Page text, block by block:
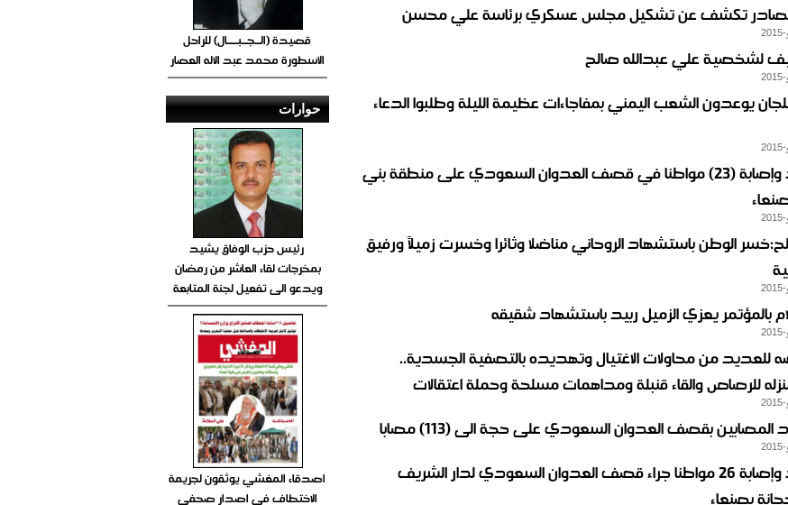
مصادر تكشف عن تشكيل مجلس عسكري برئاسة علي محسن
لشخصية علي عبدالله صالح
يوعدون الشعب اليمني بمفاجاءات عظيمة الليلة وطلبوا الدعاء
استشهاد وإصابة (23) مواطنا في قصف العدوان السعودي على منطقة بني
الوطن باستشهاد الروحاني مناضلا وثائرا وخسرت زميلاً ورفيق
بالمؤتمر يعزي الزميل ربيد باستشهاد شقيقه
للعديد من محاولات الاغتيال وتهديده بالتصفية الجسدية..
للرصاص والقاء قنبلة ومداهمات مسلحة وحملة اعتقالات
المصابين بقصف العدوان السعودي على حجة الى (113) مصابا
استشهاد وإصابة 26 مواطنا جراء قصف العدوان السعودي لدار الشريف
بصنعاء
قصيدة (الــجــبــــال) للراحل
الأسطورة محمد عبد الاله العصار
حوارات
رئيس حزب الوفاق يشيد
بمخرجات لقاء العاشر من رمضان
ويدعو الى تفعيل لجنة المتابعة
اصدقاء المغشي يوثقون لجريمة
الاختطاف في اصدار صحفي